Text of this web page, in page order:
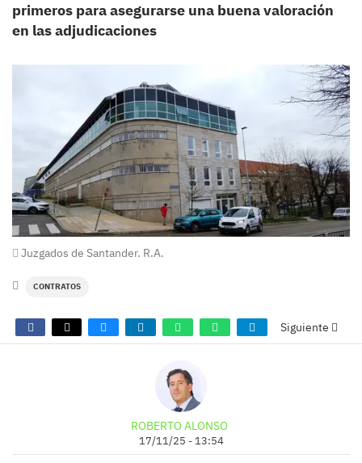
primeros para asegurarse una buena valoración
en las adjudicaciones
Juzgados de Santander. R.A.
CONTRATOS
Siguiente
ROBERTO ALONSO
17/11/25 - 13:54